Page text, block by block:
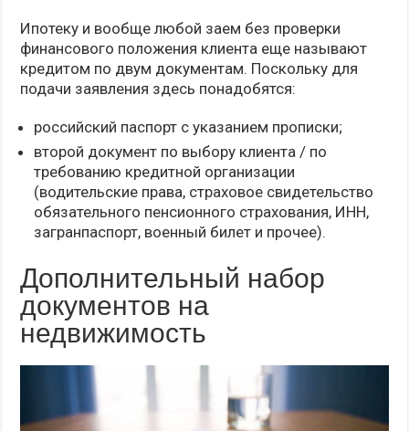
Ипотеку и вообще любой заем без проверки
финансового положения клиента еще называют
кредитом по двум документам. Поскольку для
подачи заявления здесь понадобятся:
российский паспорт с указанием прописки;
второй документ по выбору клиента / по
требованию кредитной организации
(водительские права, страховое свидетельство
обязательного пенсионного страхования, ИНН,
загранпаспорт, военный билет и прочее).
Дополнительный набор
документов на
недвижимость